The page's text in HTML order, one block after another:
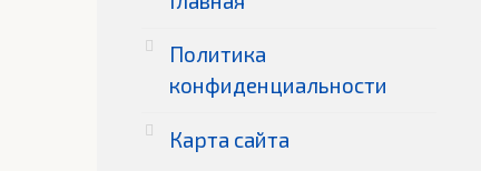
Политика
конфиденциальности
Карта сайта